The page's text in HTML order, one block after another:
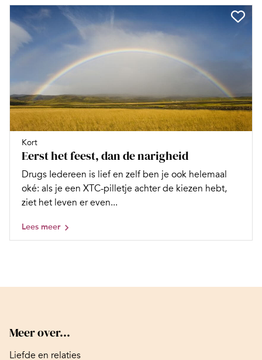
Kort
Eerst het feest, dan de narigheid
Drugs Iedereen is lief en zelf ben je ook helemaal
oké: als je een XTC-pilletje achter de kiezen hebt,
ziet het leven er even...
Lees meer
Meer over...
Liefde en relaties